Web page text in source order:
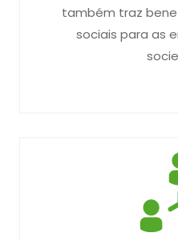
também traz
sociais para as